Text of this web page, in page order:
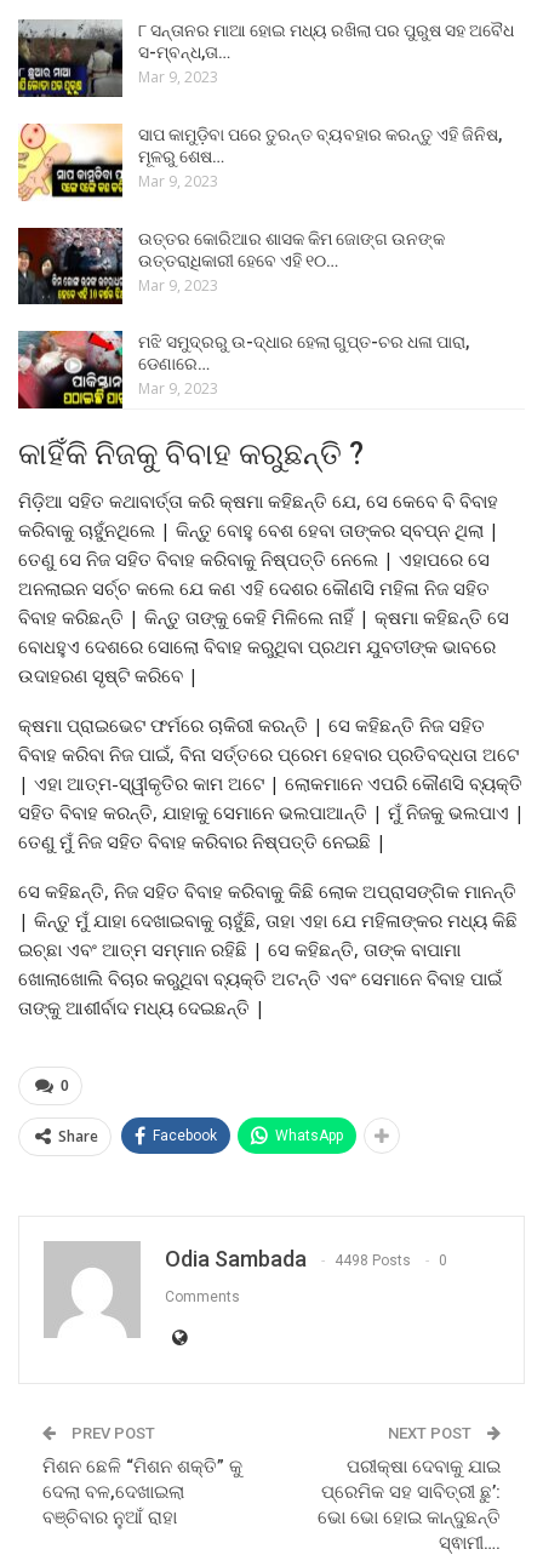
୮ ସନ୍ତାନର ମାଆ ହୋଇ ମଧ୍ୟ ରଖିଲା ପର ପୁରୁଷ ସହ ଅବୈଧ
ସ-ମ୍ବନ୍ଧ,ତା…
Mar 9, 2023
ସାପ କାମୁଡ଼ିବା ପରେ ତୁରନ୍ତ ବ୍ୟବହାର କରନ୍ତୁ ଏହି ଜିନିଷ,
ମୂଳରୁ ଶେଷ…
Mar 9, 2023
ଉତ୍ତର କୋରିଆର ଶାସକ କିମ ଜୋଙ୍ଗ ଉନଙ୍କ
ଉତ୍ତରାଧିକାରୀ ହେବେ ଏହି ୧୦…
Mar 9, 2023
ମଝି ସମୁଦ୍ରରୁ ଉ-ଦ୍ଧାର ହେଲା ଗୁପ୍ତ-ଚର ଧଳା ପାରା,
ଡେଣାରେ…
Mar 9, 2023
କାହିଁକି ନିଜକୁ ବିବାହ କରୁଛନ୍ତି ?
ମିଡ଼ିଆ ସହିତ କଥାବାର୍ତ୍ତା କରି କ୍ଷମା କହିଛନ୍ତି ଯେ, ସେ କେବେ ବି ବିବାହ
କରିବାକୁ ଚାହୁଁନଥିଲେ | କିନ୍ତୁ ବୋହୁ ବେଶ ହେବା ତାଙ୍କର ସ୍ବପ୍ନ ଥିଲା |
ତେଣୁ ସେ ନିଜ ସହିତ ବିବାହ କରିବାକୁ ନିଷ୍ପତ୍ତି ନେଲେ | ଏହାପରେ ସେ
ଅନଲାଇନ ସର୍ଚ୍ଚ କଲେ ଯେ କଣ ଏହି ଦେଶର କୌଣସି ମହିଳା ନିଜ ସହିତ
ବିବାହ କରିଛନ୍ତି | କିନ୍ତୁ ତାଙ୍କୁ କେହି ମିଳିଲେ ନାହିଁ | କ୍ଷମା କହିଛନ୍ତି ସେ
ବୋଧହୁଏ ଦେଶରେ ସୋଲୋ ବିବାହ କରୁଥିବା ପ୍ରଥମ ଯୁବତୀଙ୍କ ଭାବରେ
ଉଦାହରଣ ସୃଷ୍ଟି କରିବେ |
କ୍ଷମା ପ୍ରାଇଭେଟ ଫର୍ମରେ ଚାକିରୀ କରନ୍ତି | ସେ କହିଛନ୍ତି ନିଜ ସହିତ
ବିବାହ କରିବା ନିଜ ପାଇଁ, ବିନା ସର୍ତ୍ତରେ ପ୍ରେମ ହେବାର ପ୍ରତିବଦ୍ଧତା ଅଟେ
| ଏହା ଆତ୍ମ-ସ୍ୱୀକୃତିର କାମ ଅଟେ | ଲୋକମାନେ ଏପରି କୌଣସି ବ୍ୟକ୍ତି
ସହିତ ବିବାହ କରନ୍ତି, ଯାହାକୁ ସେମାନେ ଭଲପାଆନ୍ତି | ମୁଁ ନିଜକୁ ଭଲପାଏ |
ତେଣୁ ମୁଁ ନିଜ ସହିତ ବିବାହ କରିବାର ନିଷ୍ପତ୍ତି ନେଇଛି |
ସେ କହିଛନ୍ତି, ନିଜ ସହିତ ବିବାହ କରିବାକୁ କିଛି ଲୋକ ଅପ୍ରାସଙ୍ଗିକ ମାନନ୍ତି
| କିନ୍ତୁ ମୁଁ ଯାହା ଦେଖାଇବାକୁ ଚାହୁଁଛି, ତାହା ଏହା ଯେ ମହିଳାଙ୍କର ମଧ୍ୟ କିଛି
ଇଚ୍ଛା ଏବଂ ଆତ୍ମ ସମ୍ମାନ ରହିଛି | ସେ କହିଛନ୍ତି, ତାଙ୍କ ବାପାମା
ଖୋଲାଖୋଲି ବିଚାର କରୁଥିବା ବ୍ୟକ୍ତି ଅଟନ୍ତି ଏବଂ ସେମାନେ ବିବାହ ପାଇଁ
ତାଙ୍କୁ ଆଶୀର୍ବାଦ ମଧ୍ୟ ଦେଇଛନ୍ତି |
0
Share Facebook WhatsApp
Odia Sambada 4498 Posts 0
Comments
PREV POST
ମିଶନ ଛେଳି “ମିଶନ ଶକ୍ତି” କୁ
ଦେଲା ବଳ,ଦେଖାଇଲା
ବଞ୍ଚିବାର ନୁଆଁ ରାହା
NEXT POST
ପରୀକ୍ଷା ଦେବାକୁ ଯାଇ
ପ୍ରେମିକ ସହ ସାବିତ୍ରୀ ଛୁ’:
ଭୋ ଭୋ ହୋଇ କାନ୍ଦୁଛନ୍ତି
ସ୍ଵାମୀ….